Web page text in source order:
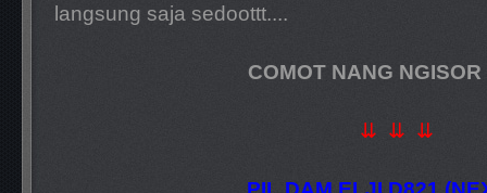
langsung saja sedoottt....
COMOT NANG
⇊ ⇊ ⇊